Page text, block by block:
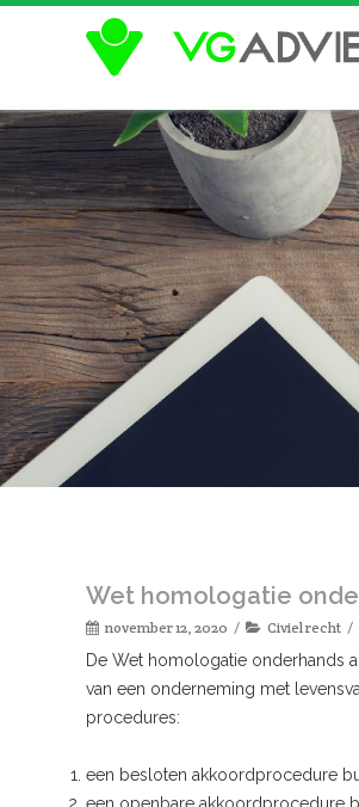
Wet homologatie
november 12, 2020 Civiel recht
De Wet homologatie onderhands
van een onderneming met
procedures:
een besloten akkoordprocedure
een openbare akkoordprocedure